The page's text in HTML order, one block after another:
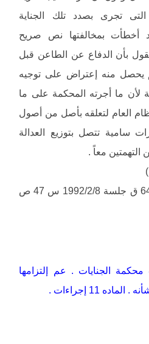
تجرى بصدد تلك الجناية
أخطأت بمخالفتها نص صريح
بأن الدفاع عن الطاعن قبل
يحصل منه إعتراض على توجيه
لأن ما أجرته المحكمة على ما
العام لتعلقه بأصل من أصول
سامية تتصل بتوزيع العدالة
معاً .
( الطعن رقم 2208 لسنة 64 ق جلسة 1992/2/8 س 47 ص
الجنايات . عم إلتزامها
11 إجراءات .